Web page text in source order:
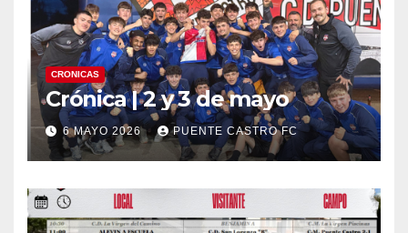
CRONICAS
Crónica | 2 y 3 de mayo
6 MAYO 2026 PUENTE CASTRO FC